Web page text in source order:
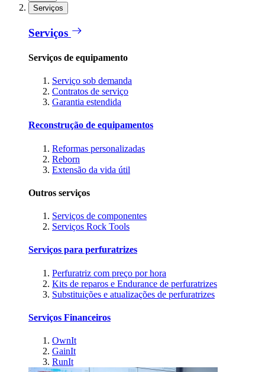
Serviços
Serviços
Serviços de equipamento
Serviço sob demanda
Contratos de serviço
Garantia estendida
Reconstrução de equipamentos
Reformas personalizadas
Reborn
Extensão da vida útil
Outros serviços
Serviços de componentes
Serviços Rock Tools
Serviços para perfuratrizes
Perfuratriz com preço por hora
Kits de reparos e Endurance de perfuratrizes
Substituições e atualizações de perfuratrizes
Serviços Financeiros
OwnIt
GainIt
RunIt